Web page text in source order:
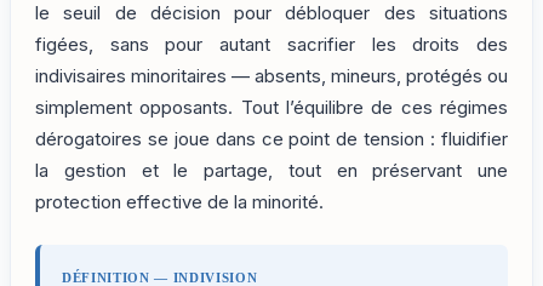
le seuil de décision pour débloquer des situations
figées, sans pour autant sacrifier les droits des
indivisaires minoritaires — absents, mineurs, protégés ou
simplement opposants. Tout l’équilibre de ces régimes
dérogatoires se joue dans ce point de tension : fluidifier
la gestion et le partage, tout en préservant une
protection effective de la minorité.
DÉFINITION — INDIVISION